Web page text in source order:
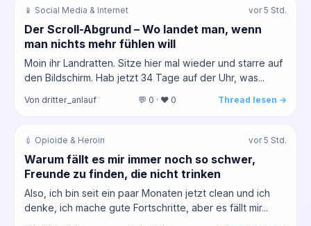
📱 Social Media & Internet vor 5 Std.
Der Scroll-Abgrund – Wo landet man, wenn
man nichts mehr fühlen will
Moin ihr Landratten. Sitze hier mal wieder und starre auf
den Bildschirm. Hab jetzt 34 Tage auf der Uhr, was...
Von dritter_anlauf 💬 0 · ❤️ 0 Thread lesen →
💉 Opioide & Heroin vor 5 Std.
Warum fällt es mir immer noch so schwer,
Freunde zu finden, die nicht trinken
Also, ich bin seit ein paar Monaten jetzt clean und ich
denke, ich mache gute Fortschritte, aber es fällt mir...